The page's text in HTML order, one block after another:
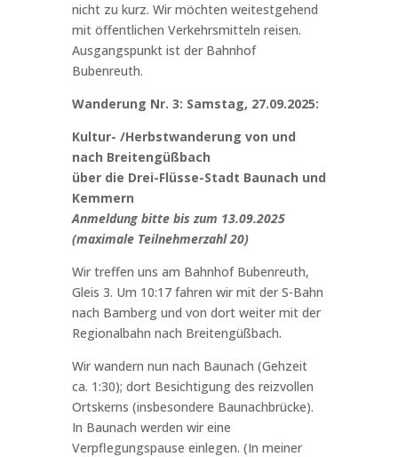
nicht zu kurz. Wir möchten weitestgehend
mit öffentlichen Verkehrsmitteln reisen.
Ausgangspunkt ist der Bahnhof
Bubenreuth.
Wanderung Nr. 3: Samstag, 27.09.2025:
Kultur- /Herbstwanderung von und
nach Breitengüßbach
über die Drei-Flüsse-Stadt Baunach und
Kemmern
Anmeldung bitte bis zum 13.09.2025
(maximale Teilnehmerzahl 20)
Wir treffen uns am Bahnhof Bubenreuth,
Gleis 3. Um 10:17 fahren wir mit der S-Bahn
nach Bamberg und von dort weiter mit der
Regionalbahn nach Breitengüßbach.
Wir wandern nun nach Baunach (Gehzeit
ca. 1:30); dort Besichtigung des reizvollen
Ortskerns (insbesondere Baunachbrücke).
In Baunach werden wir eine
Verpflegungspause einlegen. (In meiner